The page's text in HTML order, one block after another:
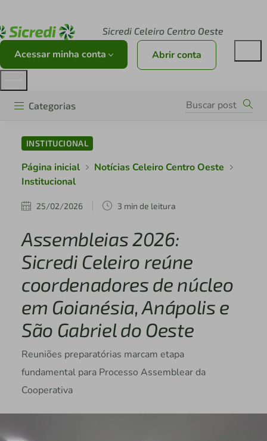
Sicredi Celeiro Centro Oeste
Acessar minha conta Abrir conta
Categorias
INSTITUCIONAL
Página inicial
Notícias Celeiro Centro Oeste
Institucional
25/02/2026 3 min de leitura
Assembleias 2026:
Sicredi Celeiro reúne
coordenadores de núcleo
em Goianésia, Anápolis e
São Gabriel do Oeste
Reuniões preparatórias marcam etapa
fundamental para Processo Assemblear da
Cooperativa